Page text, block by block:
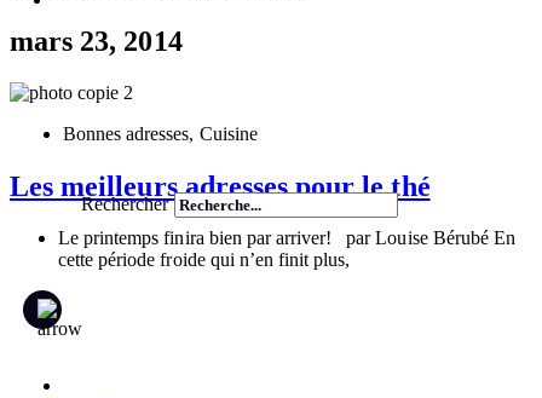
Rechercher
mars 23, 2014
Bonnes adresses, Cuisine
Les meilleurs adresses pour le thé
Le printemps finira bien par arriver! par Louise Bérubé En
cette période froide qui n’en finit plus,